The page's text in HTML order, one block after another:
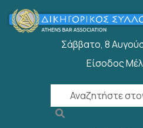
Παράκαμψη προς το κυρίως
Σάββατο, 8
Είσοδος